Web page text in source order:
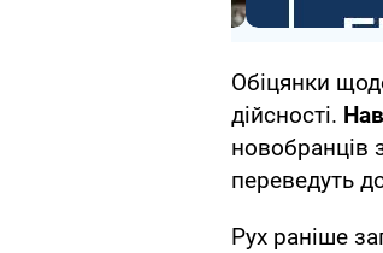
Обіцянки
дійсності.
новобранців
переведуть
Рух раніше